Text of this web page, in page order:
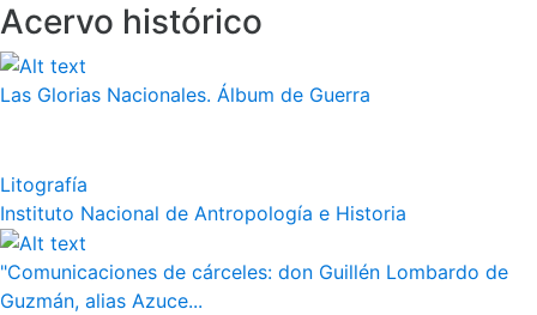
Acervo histórico
Las Glorias Nacionales. Álbum de Guerra
Litografía
Instituto Nacional de Antropología e Historia
"Comunicaciones de cárceles: don Guillén Lombardo de
Guzmán, alias Azuce...